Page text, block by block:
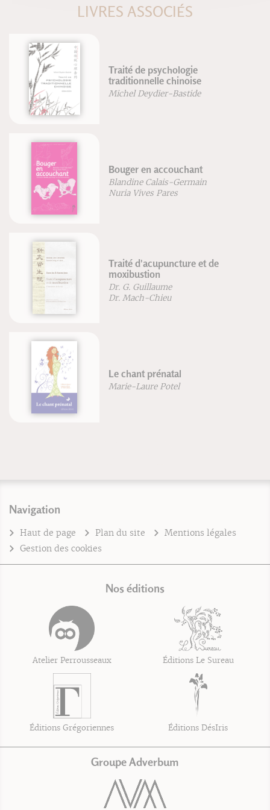
LIVRES ASSOCIÉS
Traité de psychologie
traditionnelle chinoise
Michel Deydier-Bastide
Bouger en accouchant
Blandine Calais-Germain
Nuria Vives Pares
Traité d'acupuncture et de
moxibustion
Dr. G. Guillaume
Dr. Mach-Chieu
Le chant prénatal
Marie-Laure Potel
Navigation
Haut de page Plan du site
Mentions légales
Gestion des cookies
Nos éditions
Atelier Perrousseaux Éditions Le Sureau
Éditions Grégoriennes Éditions DésIris
Groupe Adverbum